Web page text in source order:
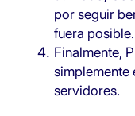
por seguir
fuera posible.
Finalmente,
simplemente
servidores.